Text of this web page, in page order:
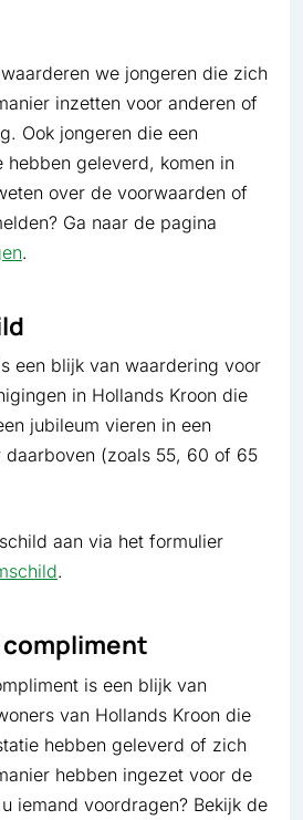
we jongeren die zich
inzetten voor anderen of
Ook jongeren die een
hebben geleverd, komen in
over de voorwaarden of
Ga naar de pagina
.
een blijk van waardering voor
in Hollands Kroon die
jubileum vieren in een
daarboven (zoals 55, 60 of 65
aan via het formulier
.
is een blijk van
van Hollands Kroon die
hebben geleverd of zich
hebben ingezet voor de
iemand voordragen? Bekijk de